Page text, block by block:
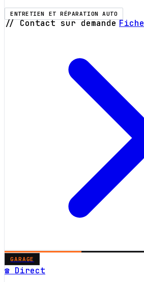
ENTRETIEN ET RÉPARATION AUTO
// Contact sur demande Fiche
GARAGE
☎ Direct